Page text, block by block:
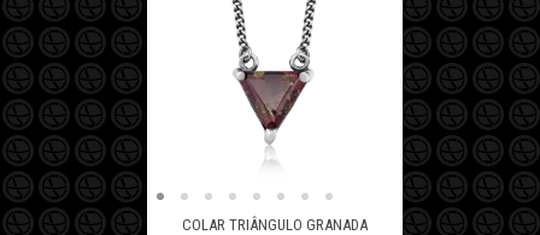
COLAR TRIÂNGULO GRANADA